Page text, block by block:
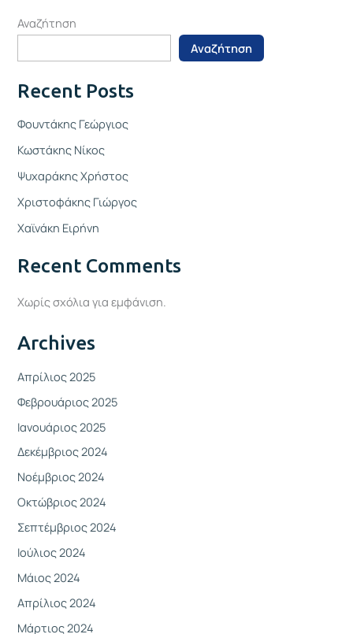
Αναζήτηση
Αναζήτηση
Recent Posts
Φουντάκης Γεώργιος
Κωστάκης Νίκος
Ψυχαράκης Χρήστος
Χριστοφάκης Γιώργος
Χαϊνάκη Ειρήνη
Recent Comments
Χωρίς σχόλια για εμφάνιση.
Archives
Απρίλιος 2025
Φεβρουάριος 2025
Ιανουάριος 2025
Δεκέμβριος 2024
Νοέμβριος 2024
Οκτώβριος 2024
Σεπτέμβριος 2024
Ιούλιος 2024
Μάιος 2024
Απρίλιος 2024
Μάρτιος 2024